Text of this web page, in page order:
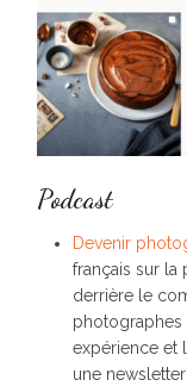
Podcast
Devenir
français sur la
derrière le
photographes
expérience et
une